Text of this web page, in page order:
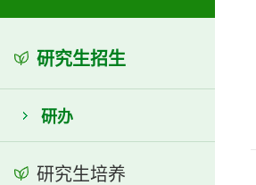
研究生招生
研办
研究生培养